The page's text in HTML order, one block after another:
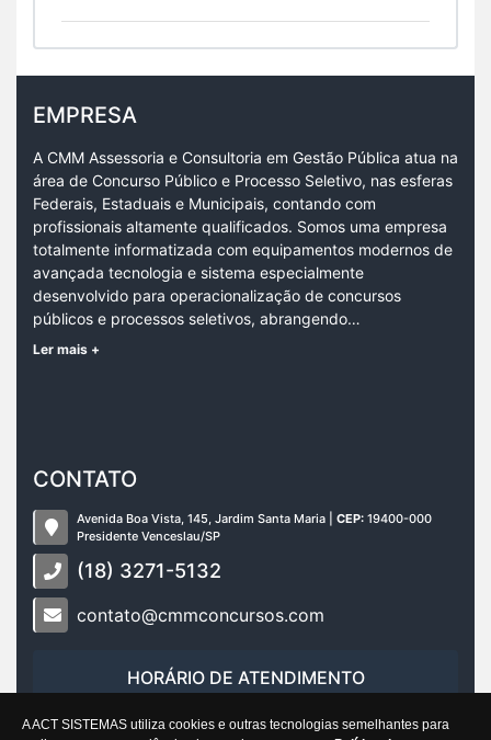
A ACT SISTEMAS utiliza cookies e outras tecnologias semelhantes para
EMPRESA
A CMM Assessoria e Consultoria em Gestão Pública atua na
área de Concurso Público e Processo Seletivo, nas esferas
Federais, Estaduais e Municipais, contando com
profissionais altamente qualificados. Somos uma empresa
totalmente informatizada com equipamentos modernos de
avançada tecnologia e sistema especialmente
desenvolvido para operacionalização de concursos
públicos e processos seletivos, abrangendo…
Ler mais +
CONTATO
Avenida Boa Vista, 145, Jardim Santa Maria | CEP: 19400-000
Presidente Venceslau/SP
(18) 3271-5132
contato@cmmconcursos.com
HORÁRIO DE ATENDIMENTO
Dias úteis das 8h 30min às 12 horas e das 13h 30min às
17 horas